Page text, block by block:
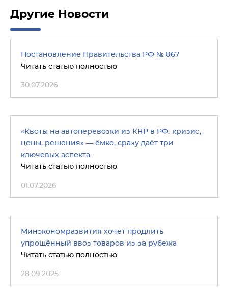
Другие Новости
Постановление Правительства РФ № 867
Читать статью полностью
30.07.2026
«Квоты на автоперевозки из КНР в РФ: кризис,
цены, решения» — ёмко, сразу даёт три
ключевых аспекта.
Читать статью полностью
01.07.2026
Минэкономразвития хочет продлить
упрощённый ввоз товаров из-за рубежа
Читать статью полностью
28.09.2025